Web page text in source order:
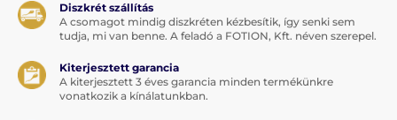
Diszkrét szállítás
A csomagot mindig diszkréten kézbesítik, így senki sem
tudja, mi van benne. A feladó a FOTION, Kft. néven szerepel.
Kiterjesztett garancia
A kiterjesztett 3 éves garancia minden termékünkre
vonatkozik a kínálatunkban.